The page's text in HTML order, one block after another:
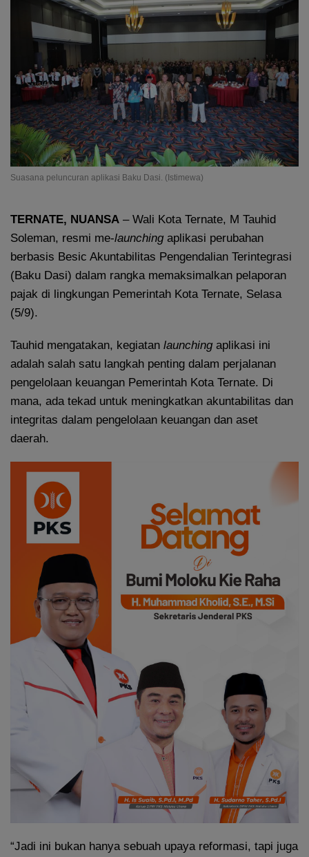
Suasana peluncuran aplikasi Baku Dasi. (Istimewa)
TERNATE, NUANSA – Wali Kota Ternate, M Tauhid
Soleman, resmi me-launching aplikasi perubahan
berbasis Besic Akuntabilitas Pengendalian Terintegrasi
(Baku Dasi) dalam rangka memaksimalkan pelaporan
pajak di lingkungan Pemerintah Kota Ternate, Selasa
(5/9).
Tauhid mengatakan, kegiatan launchingaplikasi ini
adalah salah satu langkah penting dalam perjalanan
pengelolaan keuangan Pemerintah Kota Ternate. Di
mana, ada tekad untuk meningkatkan akuntabilitas dan
integritas dalam pengelolaan keuangan dan aset
daerah.
“Jadi ini bukan hanya sebuah upaya reformasi, tapi juga